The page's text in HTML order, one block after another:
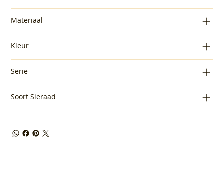
Materiaal
Kleur
Serie
Soort Sieraad